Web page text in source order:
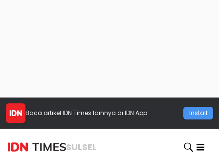
Baca artikel IDN Times lainnya di IDN App Install
SULSEL